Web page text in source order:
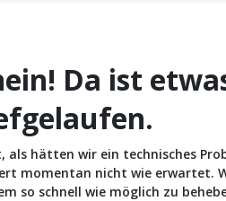
Da ist
als hätten wir ein technisches
momentan nicht wie erwartet.
so schnell wie möglich zu